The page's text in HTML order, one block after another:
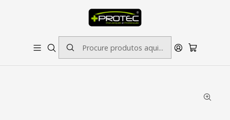
SOLICITE ORÇAMENTO PARA ESTAMPADOS/BORDADOS // SINALÉTICA:
OUTRAS DIMENSÕES SOB CONSULTA
Início Sinalética Informação
Sinal de Informação de Escritório